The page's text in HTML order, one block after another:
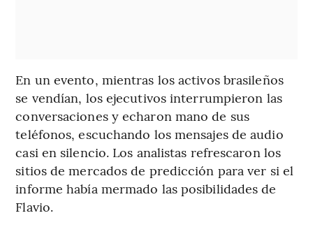
En un evento, mientras los activos brasileños
se vendían, los ejecutivos interrumpieron las
conversaciones y echaron mano de sus
teléfonos, escuchando los mensajes de audio
casi en silencio. Los analistas refrescaron los
sitios de mercados de predicción para ver si el
informe había mermado las posibilidades de
Flavio.